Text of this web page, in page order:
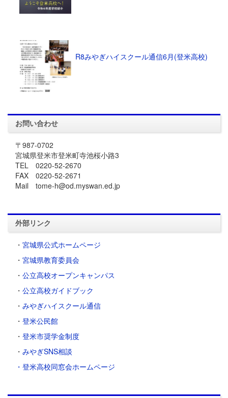
R8みやぎハイスクール通信6月(登米高校)
お問い合わせ
〒987-0702
宮城県登米市登米町寺池桜小路3
TEL 0220-52-2670
FAX 0220-52-2671
Mail tome-h@od.myswan.ed.jp
外部リンク
・ 宮城県公式ホームページ
・ 宮城県教育委員会
・ 公立高校オープンキャンパス
・ 公立高校ガイドブック
・ みやぎハイスクール通信
・ 登米公民館
・ 登米市奨学金制度
・ みやぎSNS相談
・登米高校同窓会ホームページ